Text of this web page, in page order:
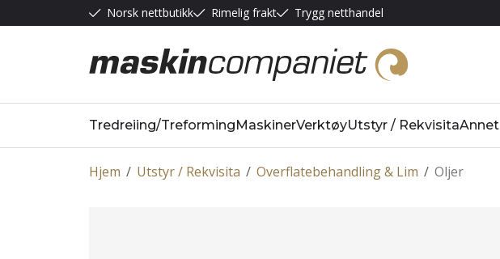
Norsk nettbutikk Rimelig frakt Trygg netthandel
Tredreiing/TreformingMaskinerVerktøyUtstyr / RekvisitaAnnet
/
Hjem /
Utstyr / Rekvisita /
Overflatebehandling & Lim Oljer